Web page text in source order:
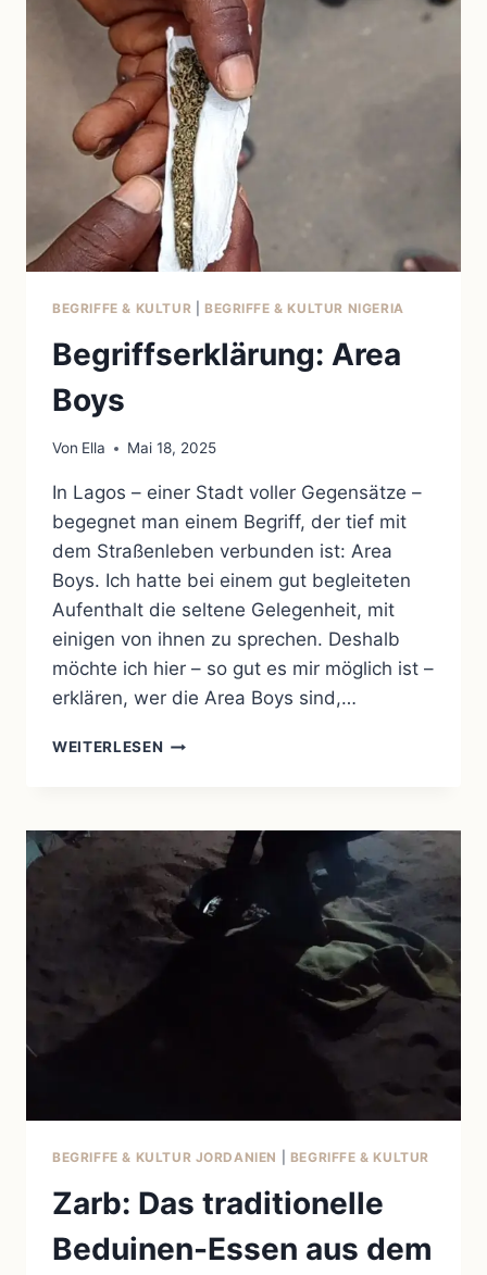
ALS
ICH
DACHTE,
DIE
WOLLEN
MICH
VERÄPPELN
BEGRIFFE & KULTUR BEGRIFFE & KULTUR NIGERIA
Begriffserklärung: Area
Boys
Von Ella Mai 18, 2025
In Lagos – einer Stadt voller Gegensätze –
begegnet man einem Begriff, der tief mit
dem Straßenleben verbunden ist: Area
Boys. Ich hatte bei einem gut begleiteten
Aufenthalt die seltene Gelegenheit, mit
einigen von ihnen zu sprechen. Deshalb
möchte ich hier – so gut es mir möglich ist –
erklären, wer die Area Boys sind,…
WEITERLESEN BEGRIFFSERKLÄRUNG:
BEGRIFFE & KULTUR JORDANIEN BEGRIFFE & KULTUR
Zarb: Das traditionelle
Beduinen-Essen aus dem